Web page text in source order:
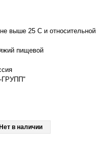
выше 25 С и относительной
пищевой
Нет в наличии